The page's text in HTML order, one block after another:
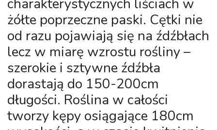
charakterystycznych liściach w
żółte poprzeczne paski. Cętki nie
od razu pojawiają się na źdźbłach
lecz w miarę wzrostu rośliny –
szerokie i sztywne źdźbła
dorastają do 150-200cm
długości. Roślina w całości
tworzy kępy osiągające 180cm